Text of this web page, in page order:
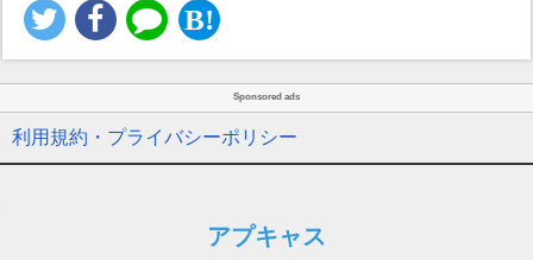
Sponsored ads
利用規約・プライバシーポリシー
アプキャス